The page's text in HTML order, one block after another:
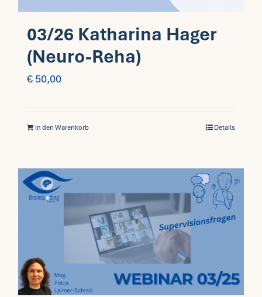
03/26 Katharina Hager
(Neuro-Reha)
€ 50,00
In den Warenkorb Details